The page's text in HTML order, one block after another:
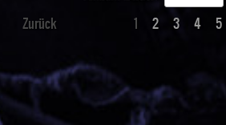
Zurück 1 2 3 4 5